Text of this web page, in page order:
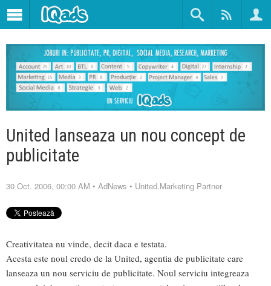
United lanseaza un nou concept de
publicitate
30 Oct. 2006, 00:00 AM • AdNews • United.Marketing Partner
Creativitatea nu vinde, decit daca e testata.
Acesta este noul credo de la United, agentia de publicitate care
lanseaza un nou serviciu de publicitate. Noul serviciu integreaza